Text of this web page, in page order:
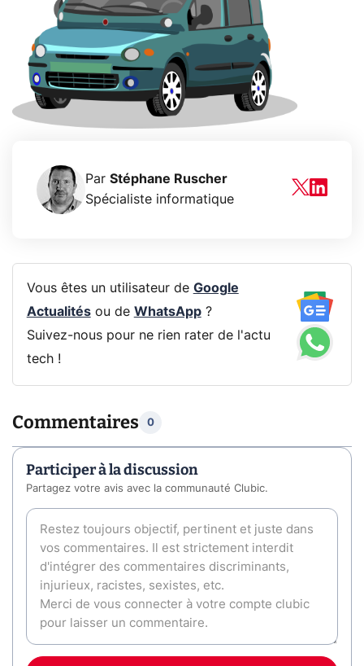
Par Stéphane Ruscher
Spécialiste informatique
Vous êtes un utilisateur de Google
Actualitésou de WhatsApp?
Suivez-nous pour ne rien rater de l'actu
tech !
Commentaires 0
Participer à la discussion
Partagez votre avis avec la communauté Clubic.